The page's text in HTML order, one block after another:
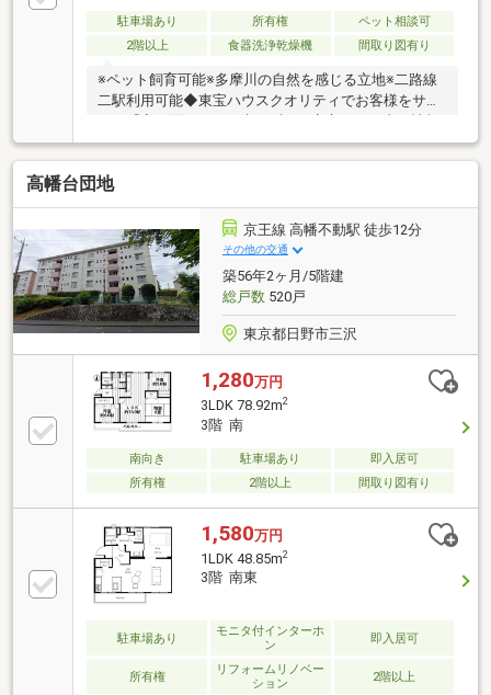
駐車場あり 所有権
ペット相談可
2階以上
食器洗浄乾燥機 間取り図有り
※ペット飼育可能※多摩川の自然を感じる立地※二路線
二駅利用可能◆東宝ハウスクオリティでお客様をサポ
＆未来設計でサポートします１）安心して物件検討が
できるよう、良いところだけでなく、注意点も正直に
お伝えしています。２）住宅ローンに関して、いくら
までの融資が可能か、いくらなら支払いなら安心なの
か、 熟練の担当者が「未来カレンダー」を利用し
てご案内します。３）東宝ハウスＮＥＸＴとの連携
で、ご購入後も充実のサポートを。ずっとずっとパー
トナーです。
高幡台団地
京王線 高幡不動駅 徒歩12分
その他の交通
築56年2ヶ月/5階建
総戸数520戸
東京都日野市三沢
1,280万円
3LDK 78.92m2
3階 南
南向き 駐車場あり
即入居可
所有権
2階以上 間取り図有り
1,580万円
1LDK 48.85m2
3階 南東
駐車場あり
モニタ付インターホ
ン
即入居可
所有権
リフォームリノベー
ション
2階以上